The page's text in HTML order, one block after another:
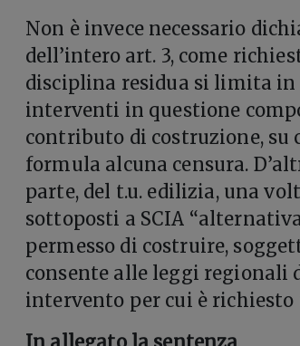
Non è invece necessario
dell’intero art. 3, come
disciplina residua si limita in
interventi in questione
contributo di costruzione,
formula alcuna censura.
parte, del t.u. edilizia, una
sottoposti a SCIA
permesso di costruire,
consente alle leggi
intervento per cui è